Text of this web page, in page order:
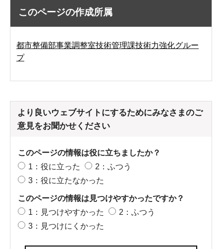
このページの作成所属
都市整備部事業調整室技術管理課技術力強化グルー
プ
より良いウェブサイトにするためにみなさまのご
意見をお聞かせください
このページの情報は役に立ちましたか？
1：役に立った
2：ふつう
3：役に立たなかった
このページの情報は見つけやすかったですか？
1：見つけやすかった
2：ふつう
3：見つけにくかった